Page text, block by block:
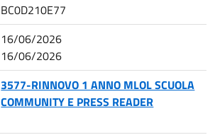
BC0D210E77
16/06/2026
16/06/2026
3577-RINNOVO 1 ANNO MLOL SCUOLA
COMMUNITY E PRESS READER